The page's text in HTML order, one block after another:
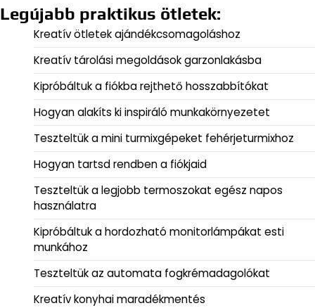
Legújabb praktikus ötletek:
Kreatív ötletek ajándékcsomagoláshoz
Kreatív tárolási megoldások garzonlakásba
Kipróbáltuk a fiókba rejthető hosszabbítókat
Hogyan alakíts ki inspiráló munkakörnyezetet
Teszteltük a mini turmixgépeket fehérjeturmixhoz
Hogyan tartsd rendben a fiókjaid
Teszteltük a legjobb termoszokat egész napos
használatra
Kipróbáltuk a hordozható monitorlámpákat esti
munkához
Teszteltük az automata fogkrémadagolókat
Kreatív konyhai maradékmentés